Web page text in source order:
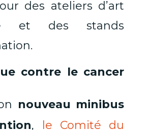
des ateliers d’art
et des stands
contre le cancer
nouveau minibus
, le Comité du